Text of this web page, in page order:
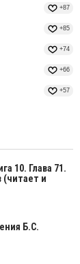
+87
+85
+74
+66
+57
10. Глава 71.
(читает и
Б.С.